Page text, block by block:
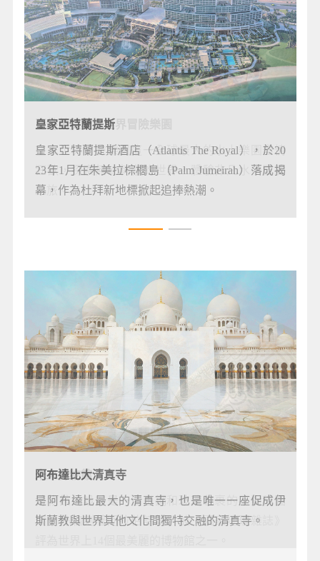
亞特蘭提斯水世界冒險樂園
在水世界冒險樂園這一全球最大的水上樂園盡情
狂歡，探索無比刺激的世界，體驗非凡水中冒險
之旅。
皇家亞特蘭提斯
皇家亞特蘭提斯酒店（Atlantis The Royal），於20
23年1月在朱美拉棕櫚島（Palm Jumeirah）落成揭
幕，作為杜拜新地標掀起追捧熱潮。
未來博物館
博物館的設計是一個由鋼和玻璃包裹的不對稱圓
環，外牆刻著阿拉伯詩篇，被《國家地理雜誌》
阿布達比大清真寺
是阿布達比最大的清真寺，也是唯一一座促成伊
斯蘭教與世界其他文化間獨特交融的清真寺。